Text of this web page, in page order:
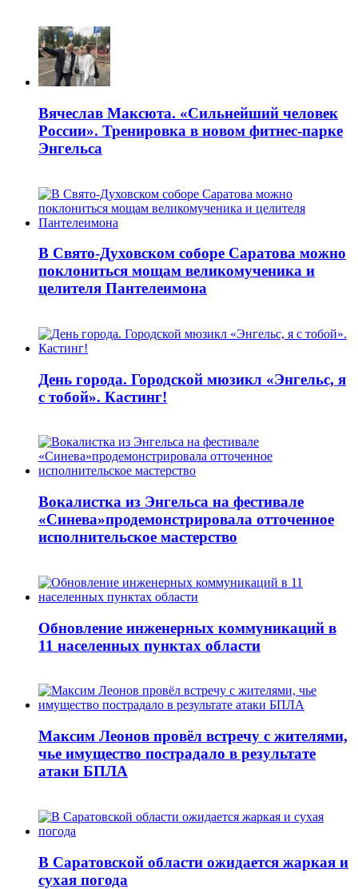
Вячеслав Максюта. «Сильнейший человек
России». Тренировка в новом фитнес-парке
Энгельса
В Свято-Духовском соборе Саратова можно
поклониться мощам великомученика и
целителя Пантелеимона
День города. Городской мюзикл «Энгельс, я
с тобой». Кастинг!
Вокалистка из Энгельса на фестивале
«Синева»продемонстрировала отточенное
исполнительское мастерство
Обновление инженерных коммуникаций в
11 населенных пунктах области
Максим Леонов провёл встречу с жителями,
чье имущество пострадало в результате
атаки БПЛА
В Саратовской области ожидается жаркая и
сухая погода